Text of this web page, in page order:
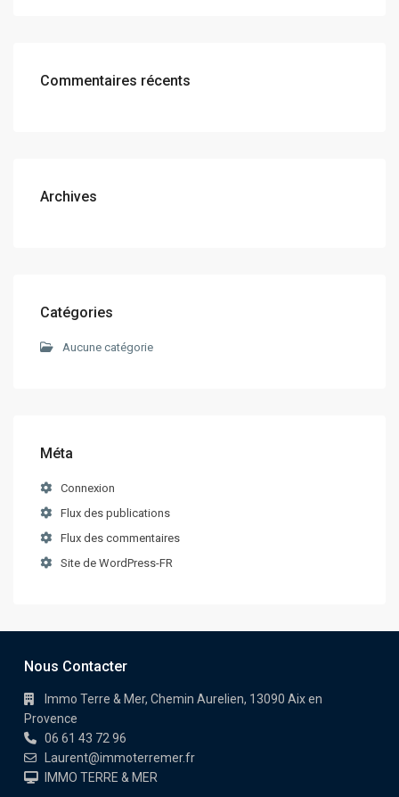
Commentaires récents
Archives
Catégories
Aucune catégorie
Méta
Connexion
Flux des publications
Flux des commentaires
Site de WordPress-FR
Nous Contacter
Immo Terre & Mer, Chemin Aurelien, 13090 Aix en
Provence
06 61 43 72 96
Laurent@immoterremer.fr
IMMO TERRE & MER